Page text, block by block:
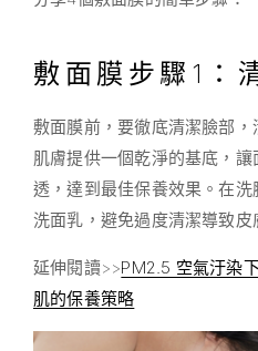
敷面膜步驟1：
敷面膜前，要徹底清潔臉部
肌膚提供一個乾淨的基底，
透，達到最佳保養效果。在
洗面乳，避免過度清潔導致皮
延伸閱讀>>PM2.5 空氣汙染
肌的保養策略